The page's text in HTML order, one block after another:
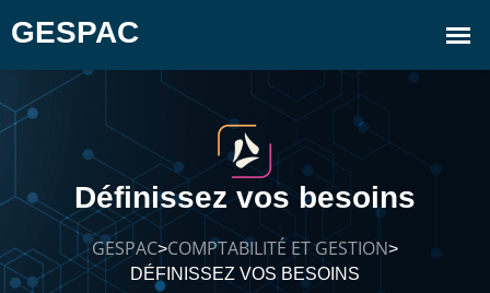
Définissez vos besoins
GESPAC>COMPTABILITÉ ET GESTION>
DÉFINISSEZ VOS BESOINS